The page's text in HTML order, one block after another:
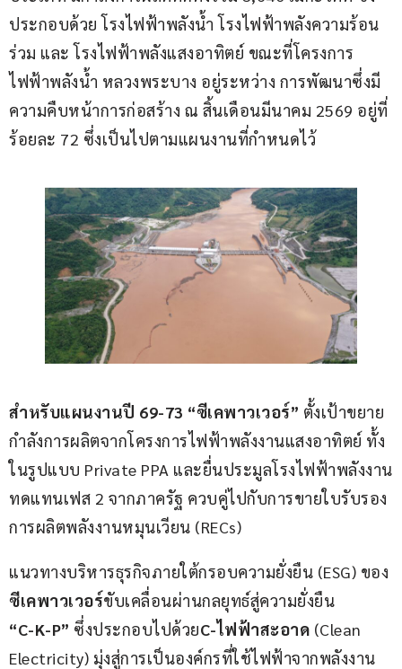
ประกอบด้วย โรงไฟฟ้าพลังน้ำ โรงไฟฟ้าพลังความร้อน
ร่วม และ โรงไฟฟ้าพลังแสงอาทิตย์ ขณะที่โครงการ
ไฟฟ้าพลังน้ำ หลวงพระบาง อยู่ระหว่าง การพัฒนาซึ่งมี
ความคืบหน้าการก่อสร้าง ณ สิ้นเดือนมีนาคม 2569 อยู่ที่
ร้อยละ 72 ซึ่งเป็นไปตามแผนงานที่กำหนดไว้
สำหรับแผนงานปี 69-73 “ซีเคพาวเวอร์” ตั้งเป้าขยาย
กำลังการผลิตจากโครงการไฟฟ้าพลังงานแสงอาทิตย์ ทั้ง
ในรูปแบบ Private PPA และยื่นประมูลโรงไฟฟ้าพลังงาน
ทดแทนเฟส 2 จากภาครัฐ ควบคู่ไปกับการขายใบรับรอง
การผลิตพลังงานหมุนเวียน (RECs)
แนวทางบริหารธุรกิจภายใต้กรอบความยั่งยืน (ESG) ของ
ซีเคพาวเวอร์ขับเคลื่อนผ่านกลยุทธ์สู่ความยั่งยืน
“C-K-P” ซึ่งประกอบไปด้วยC-ไฟฟ้าสะอาด (Clean
Electricity) มุ่งสู่การเป็นองค์กรที่ใช้ไฟฟ้าจากพลังงาน